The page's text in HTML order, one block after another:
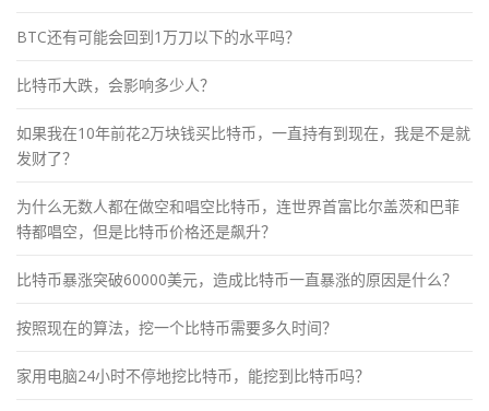
BTC还有可能会回到1万刀以下的水平吗？
比特币大跌，会影响多少人？
如果我在10年前花2万块钱买比特币，一直持有到现在，我是不是就
发财了？
为什么无数人都在做空和唱空比特币，连世界首富比尔盖茨和巴菲
特都唱空，但是比特币价格还是飙升？
比特币暴涨突破60000美元，造成比特币一直暴涨的原因是什么？
按照现在的算法，挖一个比特币需要多久时间？
家用电脑24小时不停地挖比特币，能挖到比特币吗？